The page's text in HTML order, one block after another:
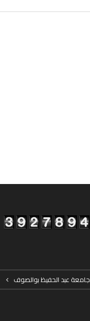
جامعة عبد الحفيظ بوالصوف